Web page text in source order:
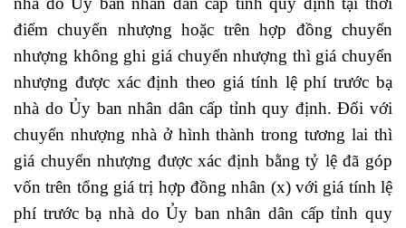
điểm chuyển nhượng hoặc trên hợp đồng chuyển
nhượng không ghi giá chuyển nhượng thì giá chuyển
nhượng được xác định theo giá tính lệ phí trước bạ
nhà do Ủy ban nhân dân cấp tỉnh quy định. Đối với
chuyển nhượng nhà ở hình thành trong tương lai thì
giá chuyển nhượng được xác định bằng tỷ lệ đã góp
vốn trên tổng giá trị hợp đồng nhân (x) với giá tính lệ
phí trước bạ nhà do Ủy ban nhân dân cấp tỉnh quy